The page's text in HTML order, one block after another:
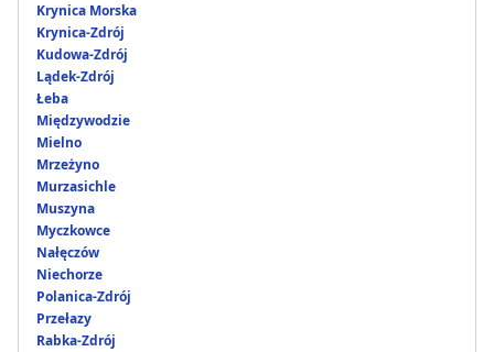
Krynica Morska
Krynica-Zdrój
Kudowa-Zdrój
Lądek-Zdrój
Łeba
Międzywodzie
Mielno
Mrzeżyno
Murzasichle
Muszyna
Myczkowce
Nałęczów
Niechorze
Polanica-Zdrój
Przełazy
Rabka-Zdrój